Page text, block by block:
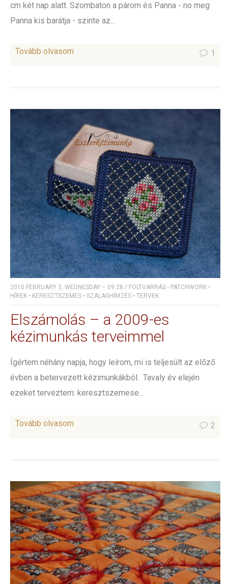
cm két nap alatt. Szombaton a párom és Panna - no meg
Panna kis barátja - szinte az...
Tovább olvasom 1
2010 FEBRUARY 3, WEDNESDAY – 09:28 / FOLTVARRÁS - PATCHWORK •
HÍREK • KERESZTSZEMES • SZALAGHÍMZÉS • TERVEK
Elszámolás – a 2009-es
kézimunkás terveimmel
Ígértem néhány napja, hogy leírom, mi is teljesült az előző
évben a betervezett kézimunkákból. Tavaly év elején
ezeket terveztem: keresztszemese...
Tovább olvasom 2